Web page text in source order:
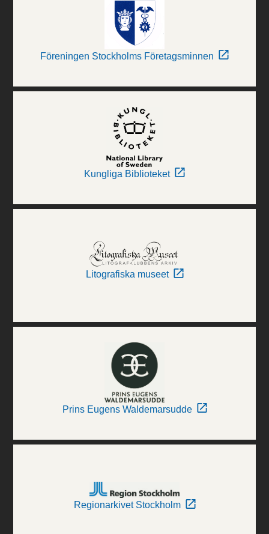
Föreningen Stockholms Företagsminnen
Kungliga Biblioteket
Litografiska museet
Prins Eugens Waldemarsudde
Regionarkivet Stockholm